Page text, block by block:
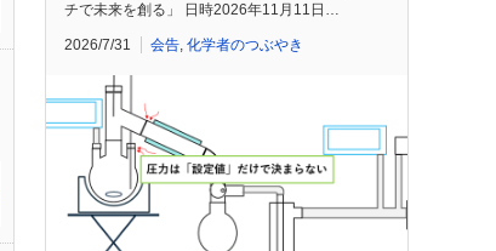
チで未来を創る」 日時2026年11月11日…
2026/7/31 会告, 化学者のつぶやき